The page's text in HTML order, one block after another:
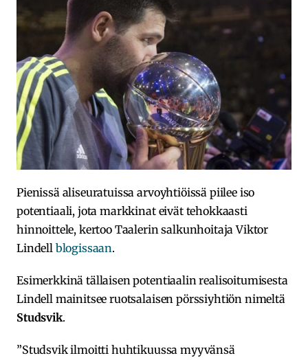
Pienissä aliseuratuissa arvoyhtiöissä piilee iso
potentiaali, jota markkinat eivät tehokkaasti
hinnoittele, kertoo Taalerin salkunhoitaja Viktor
Lindell blogissaan.
Esimerkkinä tällaisen potentiaalin realisoitumisesta
Lindell mainitsee ruotsalaisen pörssiyhtiön nimeltä
Studsvik.
”Studsvik ilmoitti huhtikuussa myyvänsä